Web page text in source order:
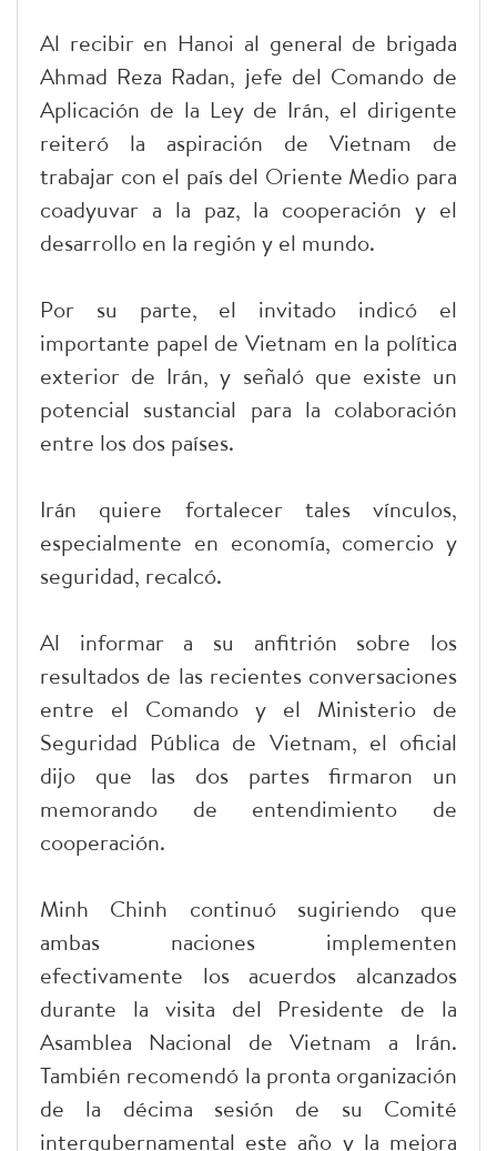
Al recibir en Hanoi al general de brigada
Ahmad Reza Radan, jefe del Comando de
Aplicación de la Ley de Irán, el dirigente
reiteró la aspiración de Vietnam de
trabajar con el país del Oriente Medio para
coadyuvar a la paz, la cooperación y el
desarrollo en la región y el mundo.
Por su parte, el invitado indicó el
importante papel de Vietnam en la política
exterior de Irán, y señaló que existe un
potencial sustancial para la colaboración
entre los dos países.
Irán quiere fortalecer tales vínculos,
especialmente en economía, comercio y
seguridad, recalcó.
Al informar a su anfitrión sobre los
resultados de las recientes conversaciones
entre el Comando y el Ministerio de
Seguridad Pública de Vietnam, el oficial
dijo que las dos partes firmaron un
memorando de entendimiento de
cooperación.
Minh Chinh continuó sugiriendo que
ambas naciones implementen
efectivamente los acuerdos alcanzados
durante la visita del Presidente de la
Asamblea Nacional de Vietnam a Irán.
También recomendó la pronta organización
de la décima sesión de su Comité
intergubernamental este año y la mejora